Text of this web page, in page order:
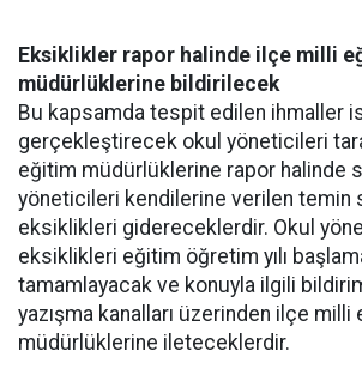
Eksiklikler rapor halinde ilçe milli
müdürlüklerine bildirilecek
Bu kapsamda tespit edilen ihmaller
gerçekleştirecek okul yöneticileri
eğitim müdürlüklerine rapor halinde
yöneticileri kendilerine verilen temin
eksiklikleri gidereceklerdir. Okul
eksiklikleri eğitim öğretim yılı
tamamlayacak ve konuyla ilgili
yazışma kanalları üzerinden ilçe milli
müdürlüklerine ileteceklerdir.